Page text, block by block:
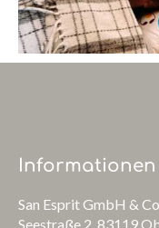
Informationen
San Esprit GmbH &
Seestraße 2, 83119